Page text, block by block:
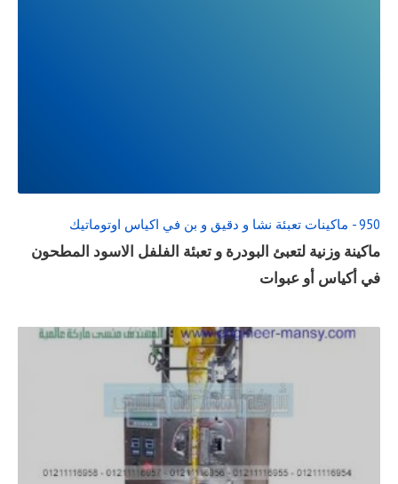
950 - ماكينات تعبئة نشا و دقيق و بن في اكياس اوتوماتيك
ماكينة وزنية لتعبئ البودرة و تعبئة الفلفل الاسود المطحون
في أكياس أو عبوات
READ
FULL